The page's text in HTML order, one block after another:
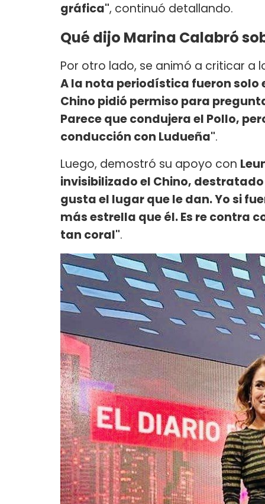
gráfica", continuó detallando.
Qué dijo Marina Calabró
Por otro lado, se animó a criticar a
A la nota periodística fueron solo
Chino pidió permiso para
Parece que condujera el Pollo,
conducción con Ludueña".
Luego, demostró su apoyo con
invisibilizado el Chino,
gusta el lugar que le dan. Yo si
más estrella que él. Es re contra
tan coral".